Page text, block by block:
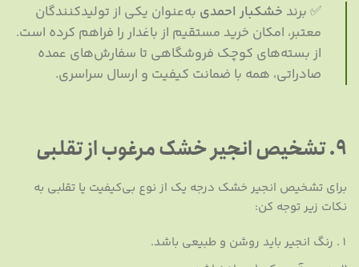
✅ برند خشکبار احمدی به‌عنوان یکی از تولیدکنندگان
معتبر، امکان خرید مستقیم از باغدار را فراهم کرده است.
از بسته‌های کوچک فروشگاهی تا سفارش‌های عمده
صادراتی، همه با ضمانت کیفیت و ارسال سراسری.
۹. تشخیص انجیر خشک مرغوب از تقلبی
برای تشخیص انجیر خشک درجه یک از نوع بی‌کیفیت یا تقلبی به
نکات زیر توجه کن:
رنگ انجیر باید روشن و طبیعی باشد.